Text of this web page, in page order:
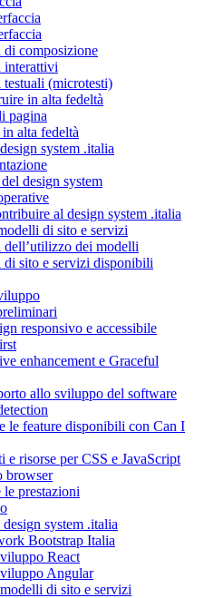
di composizione
interattivi
(microtesti)
in alta fedeltà
pagina
alta fedeltà
system .italia
design system
al design system .italia
di sito e servizi
dell’utilizzo dei modelli
sito e servizi disponibili
responsivo e accessibile
enhancement e Graceful
allo sviluppo del software
le feature disponibili con Can I
e risorse per CSS e JavaScript
browser
prestazioni
system .italia
Bootstrap Italia
React
Angular
di sito e servizi